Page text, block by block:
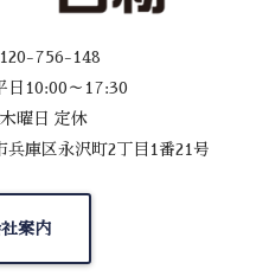
756-148
日10:00～17:30
曜日 定休
兵庫区永沢町2丁目1番21号
案内